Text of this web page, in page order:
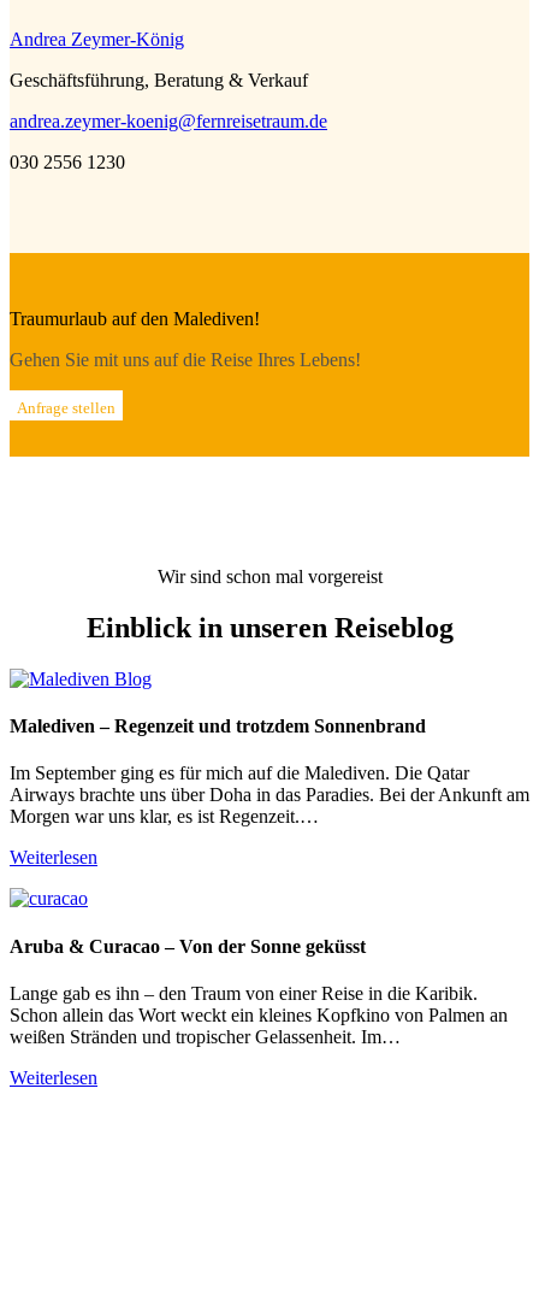
Andrea Zeymer-König
Geschäftsführung, Beratung & Verkauf
andrea.zeymer-koenig@fernreisetraum.de
030 2556 1230
Traumurlaub auf den Malediven!
Gehen Sie mit uns auf die Reise Ihres Lebens!
Anfrage stellen
Wir sind schon mal vorgereist
Einblick in unseren Reiseblog
Malediven – Regenzeit und trotzdem Sonnenbrand
Im September ging es für mich auf die Malediven. Die Qatar
Airways brachte uns über Doha in das Paradies. Bei der Ankunft am
Morgen war uns klar, es ist Regenzeit.…
Weiterlesen
Aruba & Curacao – Von der Sonne geküsst
Lange gab es ihn – den Traum von einer Reise in die Karibik.
Schon allein das Wort weckt ein kleines Kopfkino von Palmen an
weißen Stränden und tropischer Gelassenheit. Im…
Weiterlesen